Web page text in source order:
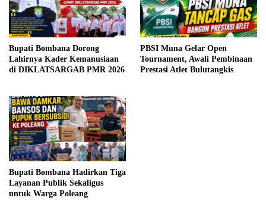
Bupati Bombana Dorong
Lahirnya Kader Kemanusiaan
di DIKLATSARGAB PMR 2026
PBSI Muna Gelar Open
Tournament, Awali Pembinaan
Prestasi Atlet Bulutangkis
Bupati Bombana Hadirkan Tiga
Layanan Publik Sekaligus
untuk Warga Poleang